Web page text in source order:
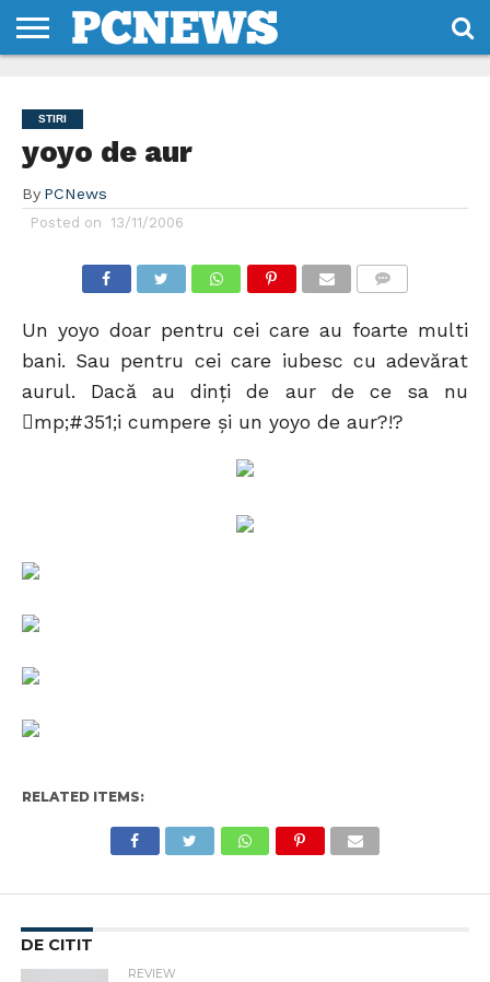
NOI
SI
CONDITII
STIRI
yoyo de aur
By PCNews
Posted on 13/11/2006
Un yoyo doar pentru cei care au foarte multi
bani. Sau pentru cei care iubesc cu adevărat
aurul. Dacă au dinţi de aur de ce sa nu
mp;#351;i cumpere şi un yoyo de aur?!?
RELATED ITEMS:
DE CITIT
REVIEW